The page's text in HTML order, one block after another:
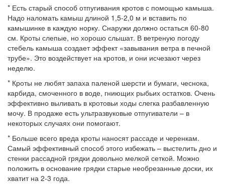
* Есть старый способ отпугивания кротов с помощью камыша.
Надо наломать камыш длиной 1,5-2,0 м и вставить по
камышинке в каждую норку. Снаружи должно остаться 60-80
см. Кроты слепые, но хорошо слышат. В ветреную погоду
стебель камыша создает эффект «завывания ветра в печной
трубе». Это воздействует на кротов, и они исчезают через
неделю.
* Кроты не любят запаха паленой шерсти и бумаги, чеснока,
карбида, смоченного в воде, гниющих рыбьих остатков. Очень
эффективно выливать в кротовьи ходы слегка разбавленную
мочу. В продаже есть ультразвуковые отпугиватели – в
некоторых случаях они помогают.
* Больше всего вреда кроты наносят рассаде и черенкам.
Самый эффективный способ этого избежать – выстелить дно и
стенки рассадной грядки довольно мелкой сеткой. Можно
положить в основание грядки старые необрезанные доски, их
хватит на 2-3 года.